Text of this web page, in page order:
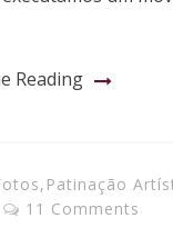
Reading
, Patinação
11 Comments